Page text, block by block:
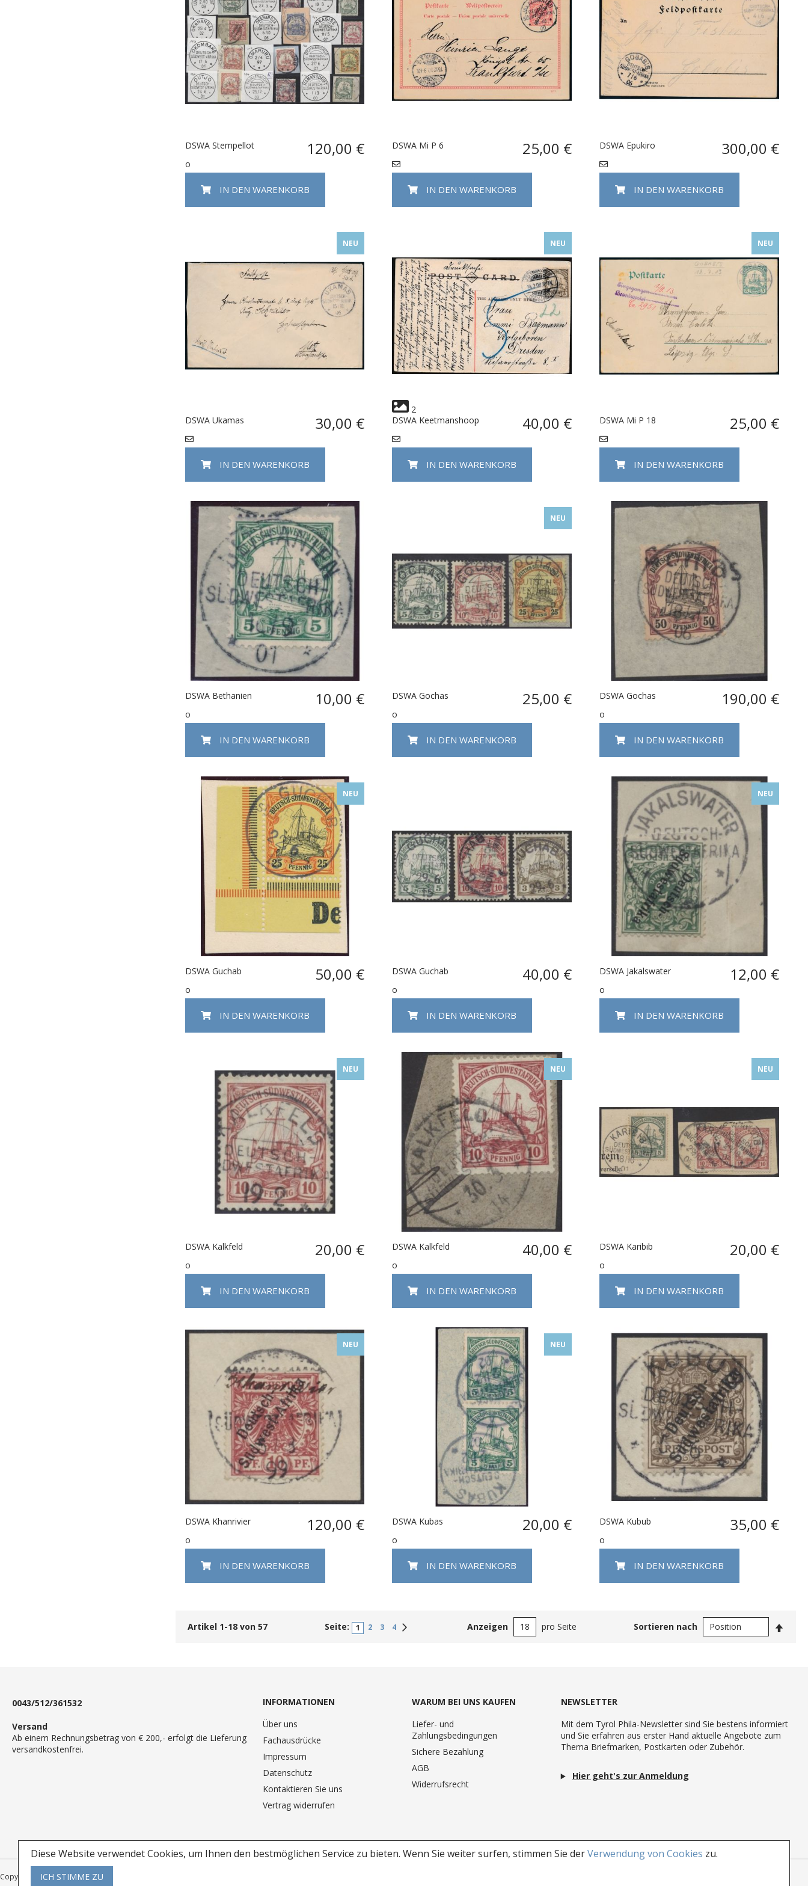
Diese Website verwendet Cookies, um Ihnen den bestmöglichen Service zu bieten. Wenn Sie weiter surfen, stimmen Sie derVerwendung von Cookies zu.
ICH STIMME ZU
DSWA Stempellot 120,00 €
o
IN DEN WARENKORB
DSWA Mi P 6 25,00 €
IN DEN WARENKORB
DSWA Epukiro 300,00 €
IN DEN WARENKORB
NEU
DSWA Ukamas 30,00 €
IN DEN WARENKORB
NEU
2
DSWA Keetmanshoop
40,00 €
IN DEN WARENKORB
NEU
DSWA Mi P 18 25,00 €
IN DEN WARENKORB
DSWA Bethanien 10,00 €
o
IN DEN WARENKORB
NEU
DSWA Gochas 25,00 €
o
IN DEN WARENKORB
DSWA Gochas 190,00 €
o
IN DEN WARENKORB
NEU
DSWA Guchab 50,00 €
o
IN DEN WARENKORB
DSWA Guchab 40,00 €
o
IN DEN WARENKORB
NEU
DSWA Jakalswater 12,00 €
o
IN DEN WARENKORB
NEU
DSWA Kalkfeld 20,00 €
o
IN DEN WARENKORB
NEU
DSWA Kalkfeld 40,00 €
o
IN DEN WARENKORB
NEU
DSWA Karibib 20,00 €
o
IN DEN WARENKORB
NEU
DSWA Khanrivier 120,00 €
o
IN DEN WARENKORB
NEU
DSWA Kubas 20,00 €
o
IN DEN WARENKORB
DSWA Kubub 35,00 €
o
IN DEN WARENKORB
Artikel 1-18von 57 Seite: 1 2 3 4 Anzeigen pro Seite Sortieren nach
0043/512/361532
Versand
Ab einem Rechnungsbetrag von € 200,- erfolgt die Lieferung
versandkostenfrei.
INFORMATIONEN
Über uns
Fachausdrücke
Impressum
Datenschutz
Kontaktieren Sie uns
Vertrag widerrufen
WARUM BEI UNS KAUFEN
Liefer- und
Zahlungsbedingungen
Sichere Bezahlung
AGB
Widerrufsrecht
NEWSLETTER
Mit dem Tyrol Phila-Newsletter sind Sie bestens informiert
und Sie erfahren aus erster Hand aktuelle Angebote zum
Thema Briefmarken, Postkarten oder Zubehör.
Hier geht's zur Anmeldung
Copyright